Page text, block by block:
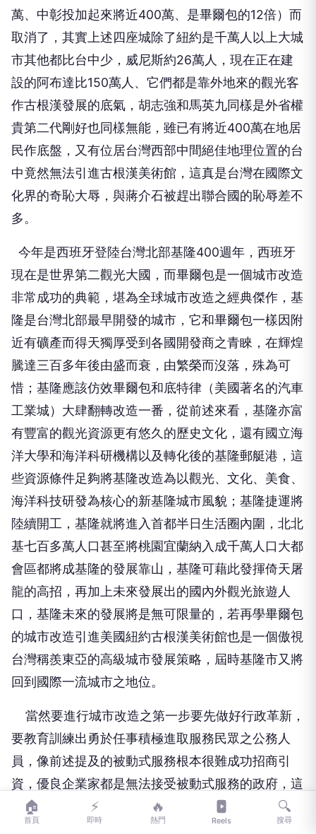
萬、中彰投加起來將近400萬、是畢爾包的12倍）而
取消了，其實上述四座城除了紐約是千萬人以上大城
市其他都比台中少，威尼斯約26萬人，現在正在建
設的阿布達比150萬人、它們都是靠外地來的觀光客
作古根漢發展的底氣，胡志強和馬英九同樣是外省權
貴第二代剛好也同樣無能，雖已有將近400萬在地居
民作底盤，又有位居台灣西部中間絕佳地理位置的台
中竟然無法引進古根漢美術館，這真是台灣在國際文
化界的奇恥大辱，與蔣介石被趕出聯合國的恥辱差不
多。
今年是西班牙登陸台灣北部基隆400週年，西班牙
現在是世界第二觀光大國，而畢爾包是一個城市改造
非常成功的典範，堪為全球城市改造之經典傑作，基
隆是台灣北部最早開發的城市，它和畢爾包一樣因附
近有礦產而得天獨厚受到各國開發商之青睞，在輝煌
騰達三百多年後由盛而衰，由繁榮而沒落，殊為可
惜；基隆應該仿效畢爾包和底特律（美國著名的汽車
工業城）大肆翻轉改造一番，從前述來看，基隆亦富
有豐富的觀光資源更有悠久的歷史文化，還有國立海
洋大學和海洋科研機構以及轉化後的基隆郵艇港，這
些資源條件足夠將基隆改造為以觀光、文化、美食、
海洋科技研發為核心的新基隆城市風貌；基隆捷運將
陸續開工，基隆就將進入首都半日生活圈內圍，北北
基七百多萬人口甚至將桃園宜蘭納入成千萬人口大都
會區都將成基隆的發展靠山，基隆可藉此發揮倚天屠
龍的高招，再加上未來發展出的國內外觀光旅遊人
口，基隆未來的發展將是無可限量的，若再學畢爾包
的城市改造引進美國紐約古根漢美術館也是一個傲視
台灣稱羨東亞的高級城市發展策略，屆時基隆市又將
回到國際一流城市之地位。
當然要進行城市改造之第一步要先做好行政革新，
要教育訓練出勇於任事積極進取服務民眾之公務人
員，像前述提及的被動式服務根本很難成功招商引
資，優良企業家都是無法接受被動式服務的政府，這
可能也是基隆市日趨沒落的關鍵因素；另外就是做好
全市各社區總體營造，將環境衛生與社區景觀做到盡
🏠
首頁
⚡
即時
🔥
熱門 Reels
🔍
搜尋